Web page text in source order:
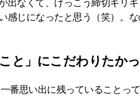
出なくて、けっこう締切ギリ
感じになったと思う（笑）。
と」にこだわりたか
番思い出に残っていることっ